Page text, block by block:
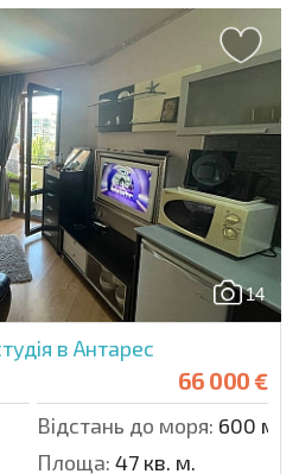
14
в Антарес
66 000 €
Відстань до моря: 600 м.
Площа: 47 кв. м.